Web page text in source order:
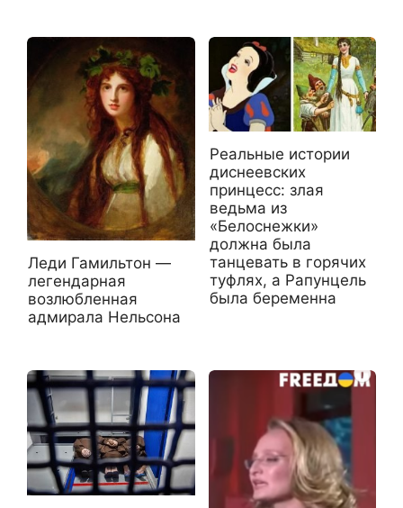
Леди Гамильтон —
легендарная
возлюбленная
адмирала Нельсона
Реальные истории
диснеевских
принцесс: злая
ведьма из
«Белоснежки»
должна была
танцевать в горячих
туфлях, а Рапунцель
была беременна